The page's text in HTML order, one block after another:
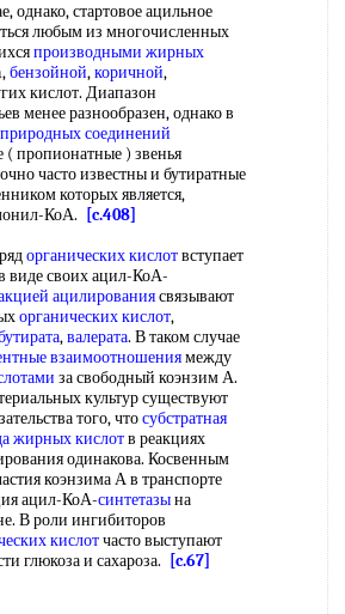
стартовое ацильное
любым из многочисленных
производными жирных
бензойной,коричной,
кислот. Диапазон
менее разнообразен, однако в
природных соединений
пропионатные ) звенья
часто известны и бутиратные
которых является,
КоА.
[c.408]
органических кислотвступает
виде своих ацил-КоА-
ацилированиясвязывают
органических кислот,
,валерата. В таком случае
взаимоотношениямежду
за свободный коэнзим А.
культур существуют
того, чтосубстратная
жирных кислотв реакциях
одинакова. Косвенным
коэнзима А в транспорте
ацил-КоА-синтетазына
В роли ингибиторов
кислотчасто выступают
глюкоза и сахароза.
[c.67]